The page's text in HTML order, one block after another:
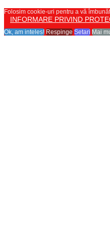
Folosim cookie-uri pentru a vă
INFORMARE PRIVIND
Ok, am inteles! Respinge Setari Mai